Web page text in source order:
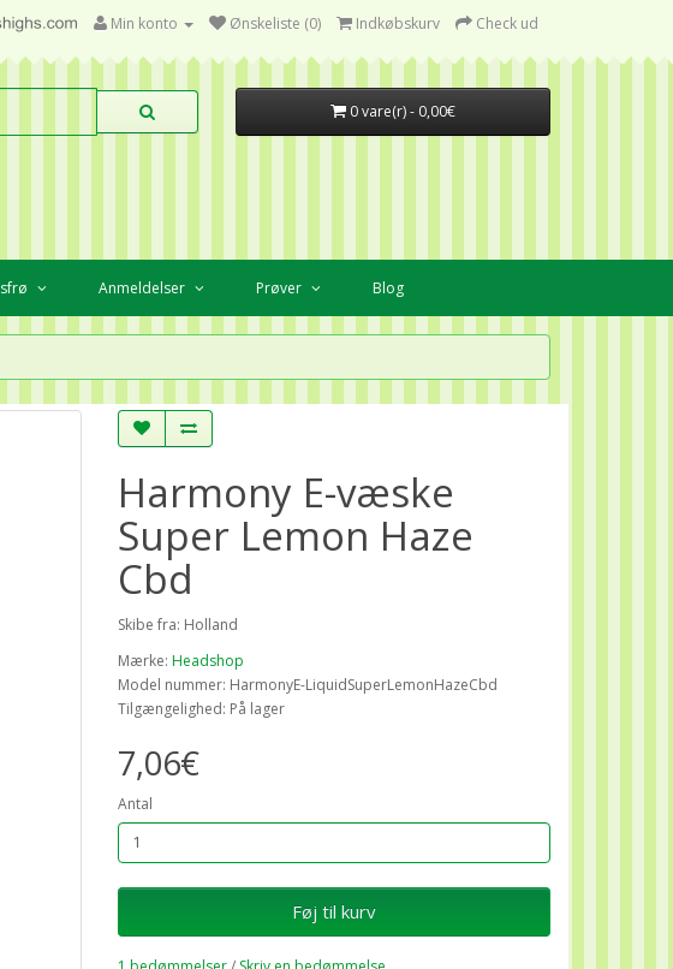
Min konto Ønskeliste (0) Indkøbskurv Check ud
0 vare(r) - 0,00€
Anmeldelser Prøver Blog
Harmony E-væske
Super Lemon Haze
Cbd
Skibe fra: Holland
Mærke: Headshop
Model nummer: HarmonyE-LiquidSuperLemonHazeCbd
Tilgængelighed: På lager
7,06€
Antal
Føj til kurv